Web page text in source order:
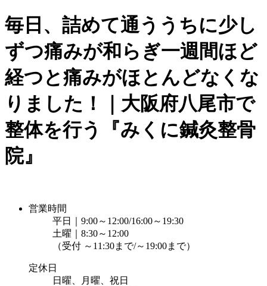
毎日、詰めて通ううちに少し
ずつ痛みが和らぎ一週間ほど
経つと痛みがほとんどなくな
りました！｜大阪府八尾市で
整体を行う『みくに鍼灸整骨
院』
営業時間
平日｜9:00～12:00/16:00～19:30
土曜｜8:30～12:00
（受付 ～11:30まで/～19:00まで）
定休日
日曜、月曜、祝日